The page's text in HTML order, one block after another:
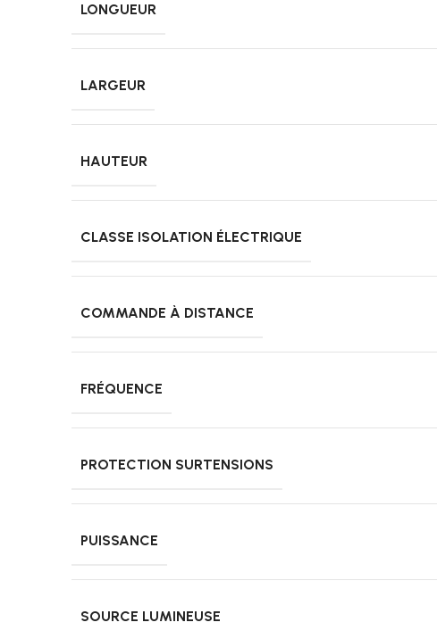
LONGUEUR
LARGEUR
HAUTEUR
CLASSE ISOLATION ÉLECTRIQUE
COMMANDE À DISTANCE
FRÉQUENCE
PROTECTION SURTENSIONS
PUISSANCE
SOURCE LUMINEUSE